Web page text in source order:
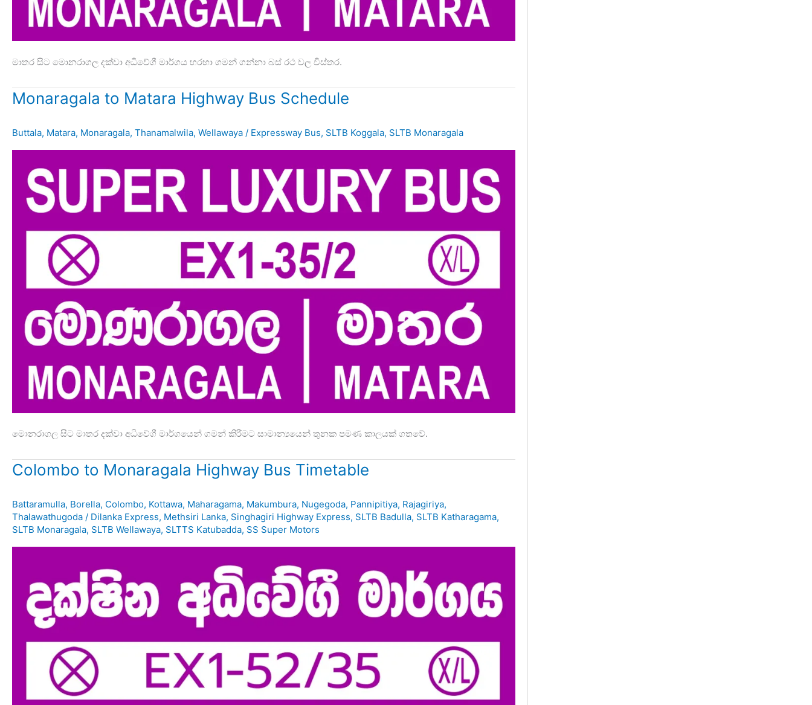
මාතර සිට මොනරාගල දක්වා අධිවේගී මාර්ගය හරහා ගමන් ගන්නා බස් රථ වල විස්තර.
Monaragala to Matara Highway Bus Schedule
Buttala, Matara, Monaragala, Thanamalwila, Wellawaya / Expressway Bus, SLTB Koggala, SLTB Monaragala
මොනරාගල සිට මාතර දක්වා අධිවේගී මාර්ගයෙන් ගමන් කිරීමට සාමාන්‍යයෙන් තුනක පමණ කාලයක් ගතවේ.
Colombo to Monaragala Highway Bus Timetable
Battaramulla, Borella, Colombo, Kottawa, Maharagama, Makumbura, Nugegoda, Pannipitiya, Rajagiriya,
Thalawathugoda / Dilanka Express, Methsiri Lanka, Singhagiri Highway Express, SLTB Badulla, SLTB Katharagama,
SLTB Monaragala, SLTB Wellawaya, SLTTS Katubadda, SS Super Motors